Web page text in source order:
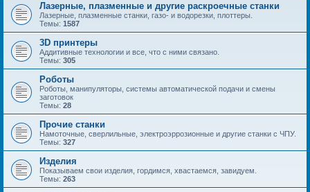
Лазерные, плазменные и другие раскроечные станки
Лазерные, плазменные станки, газо- и водорезки, плоттеры.
Темы: 1587
3D принтеры
Аддитивные технологии и все, что с ними связано.
Темы: 305
Роботы
Роботы, манипуляторы, системы автоматической подачи и смены
заготовок
Темы: 28
Прочие станки
Намоточные, сверлильные, электроэррозионные и другие станки с ЧПУ.
Темы: 327
Изделия
Показываем свои изделия, гордимся, хвастаемся, завидуем.
Темы: 263